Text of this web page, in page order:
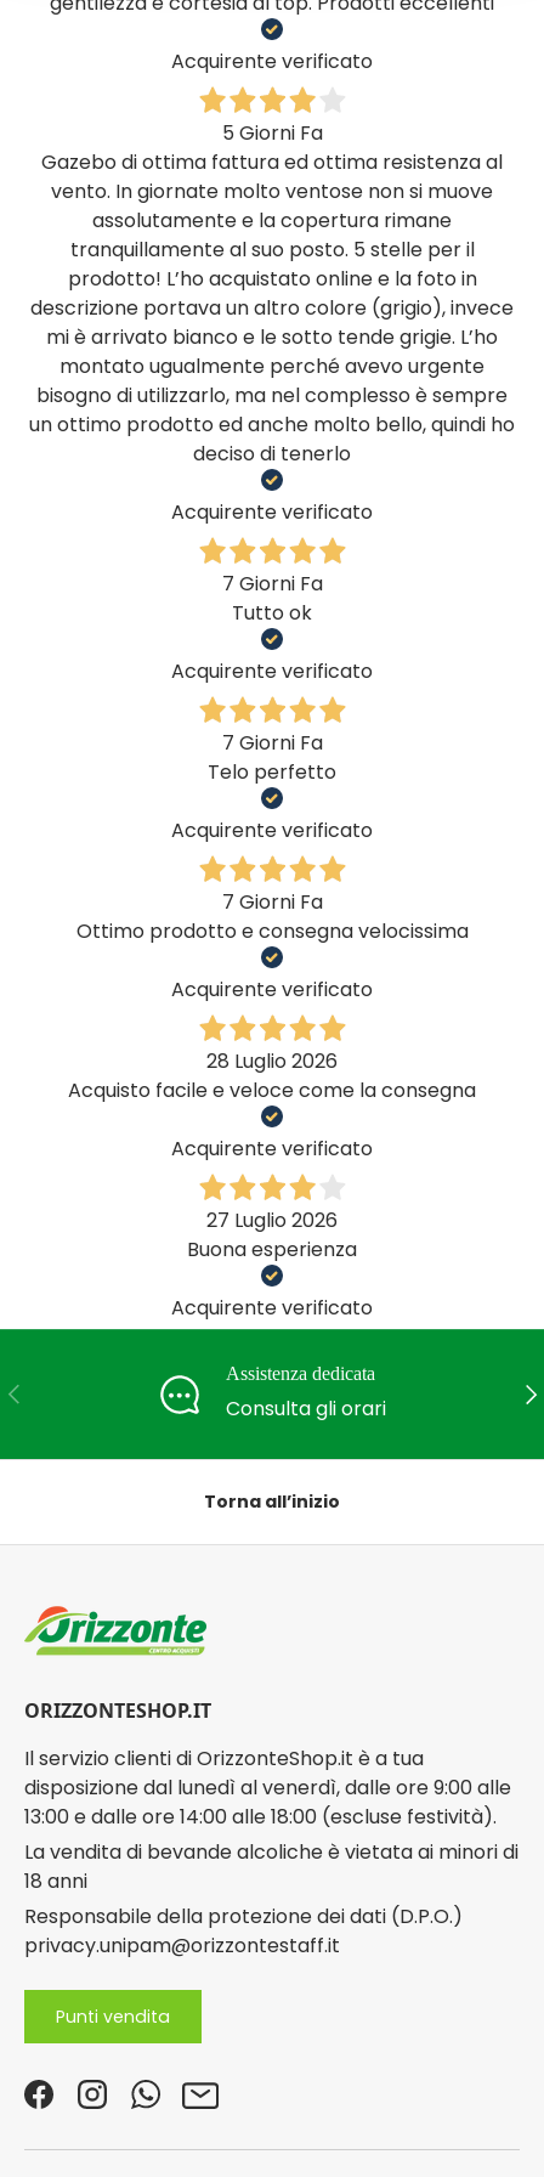
Acquirente verificato
5 Giorni Fa
Gazebo di ottima fattura ed ottima resistenza al
vento. In giornate molto ventose non si muove
assolutamente e la copertura rimane
tranquillamente al suo posto. 5 stelle per il
prodotto! L’ho acquistato online e la foto in
descrizione portava un altro colore (grigio), invece
mi è arrivato bianco e le sotto tende grigie. L’ho
montato ugualmente perché avevo urgente
bisogno di utilizzarlo, ma nel complesso è sempre
un ottimo prodotto ed anche molto bello, quindi ho
deciso di tenerlo
Acquirente verificato
7 Giorni Fa
Tutto ok
Acquirente verificato
7 Giorni Fa
Telo perfetto
Acquirente verificato
7 Giorni Fa
Ottimo prodotto e consegna velocissima
Acquirente verificato
28 Luglio 2026
Acquisto facile e veloce come la consegna
Acquirente verificato
27 Luglio 2026
Buona esperienza
Acquirente verificato
Indietro
Assistenza dedicata
Consulta gli orari
Torna all’inizio
ORIZZONTESHOP.IT
Il servizio clienti di OrizzonteShop.it è a tua
disposizione dal lunedì al venerdì, dalle ore 9:00 alle
13:00 e dalle ore 14:00 alle 18:00 (escluse festività).
La vendita di bevande alcoliche è vietata ai minori di
18 anni
Responsabile della protezione dei dati (D.P.O.)
privacy.unipam@orizzontestaff.it
Punti vendita
FacebookInstagramWhatsApp
Email